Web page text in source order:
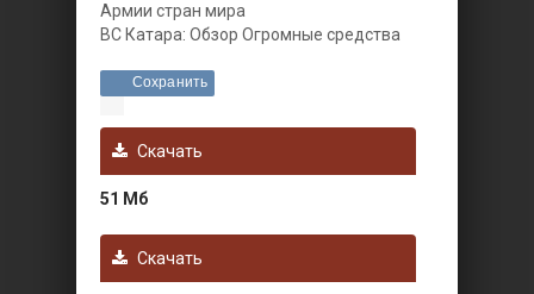
Армии стран мира
ВС Катара: Обзор Огромные средства
Сохранить
Скачать
51 Мб
Скачать